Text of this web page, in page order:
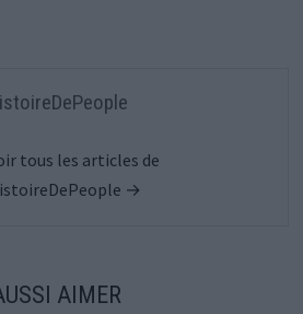
tous les articles de
→
AIMER